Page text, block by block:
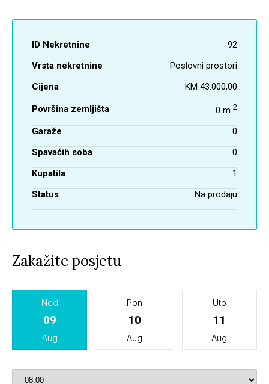
ID Nekretnine
92
Vrsta nekretnine
Poslovni prostori
Cijena
KM 43.000,00
Površina zemljišta 0 m 2
Garaže
0
Spavaćih soba
0
Kupatila
1
Status
Na prodaju
Zakažite posjetu
Ned
09
Aug
Pon
10
Aug
Uto
11
Aug